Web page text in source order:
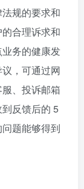
规的要求和
合理诉求和
务的健康发
，可通过网
、投诉邮箱
反馈后的 5
题能够得到